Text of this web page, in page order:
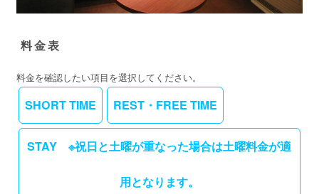
料金表
料金を確認したい項目を選択してください。
SHORT TIME REST・FREE TIME
STAY ※祝日と土曜が重なった場合は土曜料金が適
用となります。